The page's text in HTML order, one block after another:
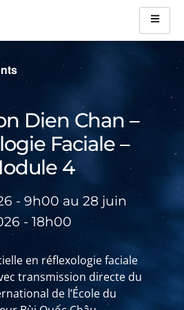
Dien Chan –
Faciale –
4
- 9h00 au 28 juin
- 18h00
en réflexologie faciale
transmission directe du
de l’École du